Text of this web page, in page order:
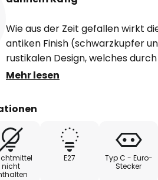
Wie aus der Zeit gefallen wirkt
antiken Finish (schwarzkupfer
rustikalen Design, welches
wird. Dank des Kippgelenks am
glanzvolle Lichtverteilung sorgt
Stehlampe zu unterstützen,
Leuchtmittels empfohlen. Mit
Mehr lesen
nicht
E27
Typ C - Euro-
Stecker